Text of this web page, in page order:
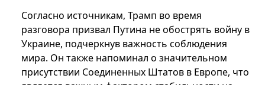
Согласно источникам, Трамп во время
разговора призвал Путина не обострять войну в
Украине, подчеркнув важность соблюдения
мира. Он также напоминал о значительном
присутствии Соединенных Штатов в Европе, что